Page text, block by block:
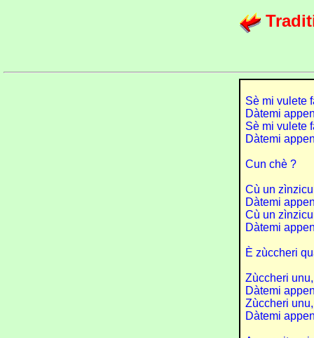
Sè mi vulete
Dàtemi
Sè mi vulete
Dàtemi
Cun chè ?
Cù un
Dàtemi
Cù un
Dàtemi
È zùccheri
Zùccheri
Dàtemi
Zùccheri
Dàtemi